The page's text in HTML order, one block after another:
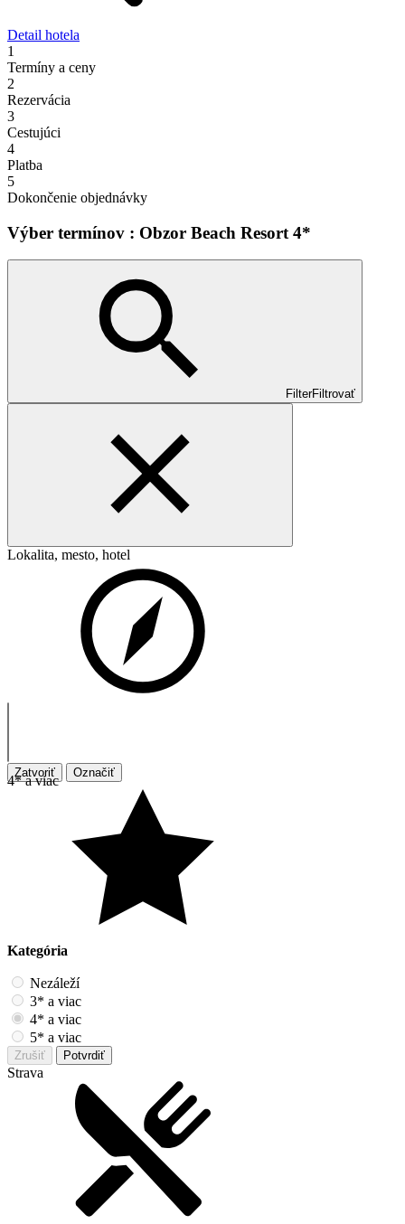
Detail hotela
1
Termíny a ceny
2
Rezervácia
3
Cestujúci
4
Platba
5
Dokončenie objednávky
Výber termínov : Obzor Beach Resort 4*
FilterFiltrovať
Lokalita, mesto, hotel
Zatvoriť Označiť
4* a viac
Kategória
Nezáleží
3* a viac
4* a viac
5* a viac
Zrušiť Potvrdiť
Strava